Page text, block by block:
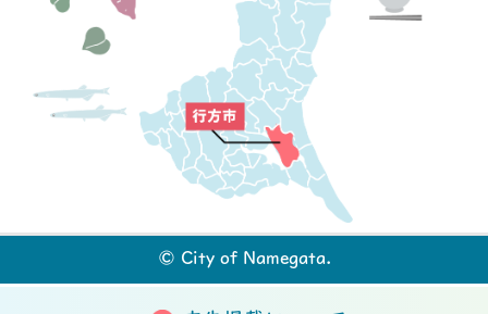
© City of Namegata.